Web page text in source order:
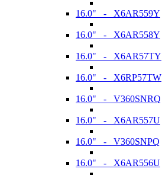
16.0" - X6AR559Y
16.0" - X6AR558Y
16.0" - X6AR57TY
16.0" - X6RP57TW
16.0" - V360SNRQ
16.0" - X6AR557U
16.0" - V360SNPQ
16.0" - X6AR556U